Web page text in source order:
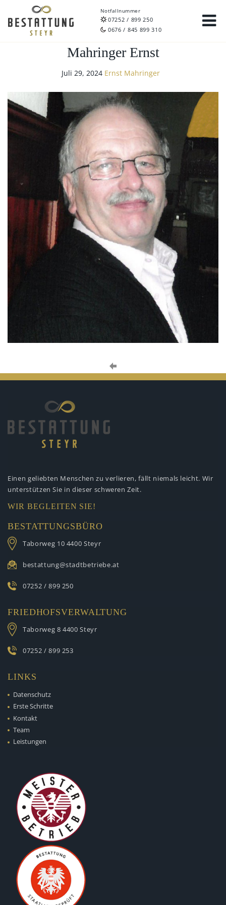
Notfallnummer
07252 / 899 250
0676 / 845 899 310
Mahringer Ernst
Juli 29, 2024 Ernst Mahringer
Einen geliebten Menschen zu verlieren, fällt niemals leicht. Wir
unterstützen Sie in dieser schweren Zeit.
WIR BEGLEITEN SIE!
BESTATTUNGSBÜRO
Taborweg 10 4400 Steyr
bestattung@stadtbetriebe.at
07252 / 899 250
FRIEDHOFSVERWALTUNG
Taborweg 8 4400 Steyr
07252 / 899 253
LINKS
Datenschutz
Erste Schritte
Kontakt
Team
Leistungen